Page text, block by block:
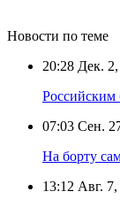
Новости по теме
20:28 Дек. 2,
Российским
07:03 Сен.
На борту
13:12 Авг.